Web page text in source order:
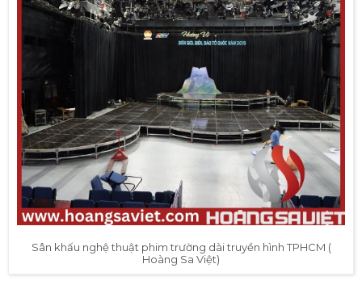
Sân khấu nghệ thuật phim trường dài truyền hình TPHCM (
Hoàng Sa Việt)